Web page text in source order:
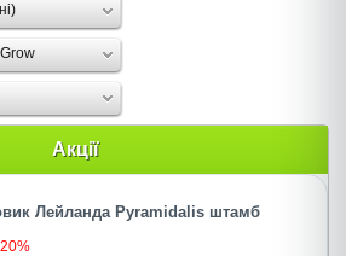
Акції
Лейланда Pyramidalis штамб